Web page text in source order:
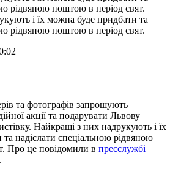
рідвяною поштою в період свят.
і їх можна буде придбати та
рідвяною поштою в період свят.
та фотографів запрошують
акції та подарувати Львову
Найкращі з них надрукують і їх
надіслати спеціальною рідвяною
Про це повідомили в пресслужбі